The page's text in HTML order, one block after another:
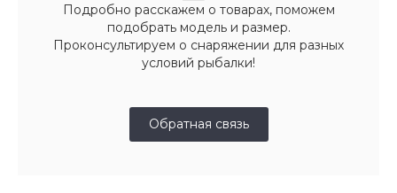
Подробно расскажем о товарах, поможем
подобрать модель и размер.
Проконсультируем о снаряжении для разных
условий рыбалки!
Обратная связь